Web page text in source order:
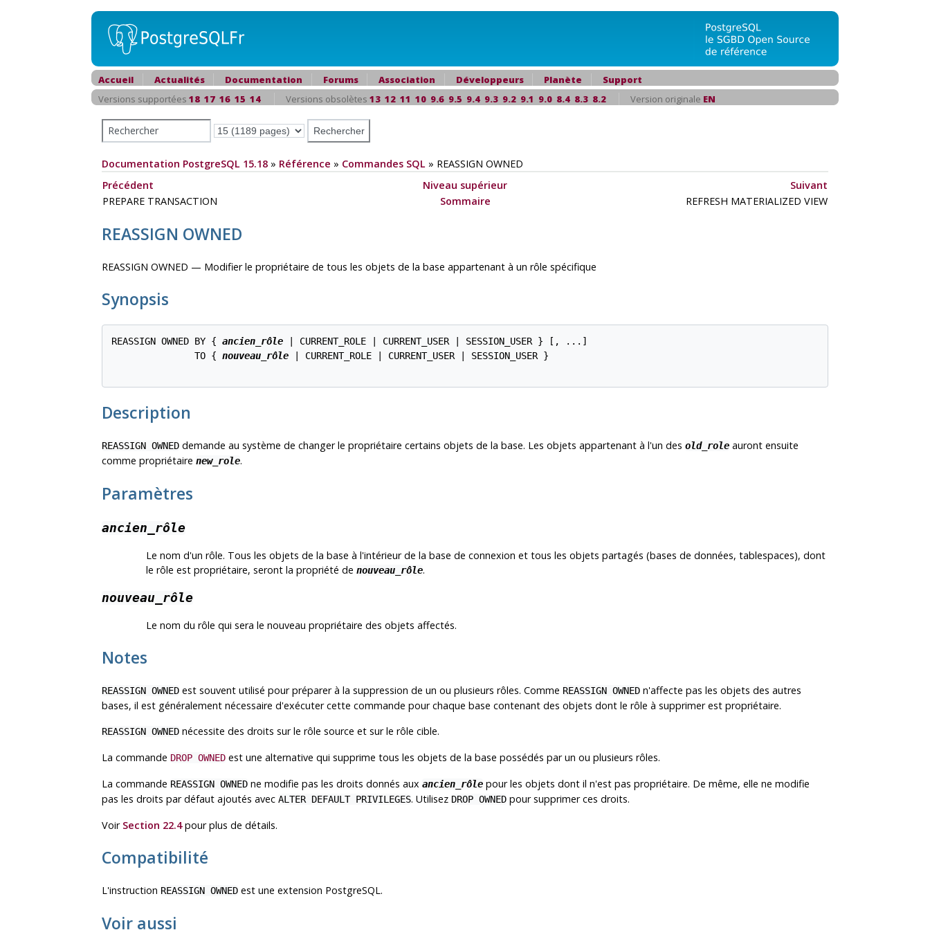
Accueil Actualités Documentation Forums Association Développeurs Planète
Support
Versions supportées 18 17 16 15 14 Versions obsolètes 13 12 11 10 9.6 9.5 9.4 9.3 9.2 9.1 9.0 8.4 8.3 8.2 Version originale EN
Documentation PostgreSQL 15.18 » Référence » Commandes SQL » REASSIGN OWNED
Précédent
Niveau supérieur
Suivant
PREPARE TRANSACTION
Sommaire REFRESH MATERIALIZED VIEW
REASSIGN OWNED
REASSIGN OWNED — Modifier le propriétaire de tous les objets de la base appartenant à un rôle spécifique
Synopsis
REASSIGN OWNED BY { ancien_rôle | CURRENT_ROLE | CURRENT_USER | SESSION_USER } [, ...]
               TO {
nouveau_rôle | CURRENT_ROLE | CURRENT_USER | SESSION_USER }
Description
REASSIGN OWNED demande au système de changer le propriétaire certains objets de la base. Les objets appartenant à l'un des old_role auront ensuite
comme propriétaire new_role.
Paramètres
ancien_rôle
Le nom d'un rôle. Tous les objets de la base à l'intérieur de la base de connexion et tous les objets partagés (bases de données, tablespaces), dont
le rôle est propriétaire, seront la propriété de nouveau_rôle.
nouveau_rôle
Le nom du rôle qui sera le nouveau propriétaire des objets affectés.
Notes
REASSIGN OWNED est souvent utilisé pour préparer à la suppression de un ou plusieurs rôles. Comme REASSIGN OWNED n'affecte pas les objets des autres
bases, il est généralement nécessaire d'exécuter cette commande pour chaque base contenant des objets dont le rôle à supprimer est propriétaire.
REASSIGN OWNED nécessite des droits sur le rôle source et sur le rôle cible.
La commande DROP OWNED est une alternative qui supprime tous les objets de la base possédés par un ou plusieurs rôles.
La commande REASSIGN OWNED ne modifie pas les droits donnés aux ancien_rôle pour les objets dont il n'est pas propriétaire. De même, elle ne modifie
pas les droits par défaut ajoutés avec ALTER DEFAULT PRIVILEGES. Utilisez DROP OWNED pour supprimer ces droits.
Voir Section 22.4pour plus de détails.
Compatibilité
L'instruction REASSIGN OWNED est une extension PostgreSQL.
Voir aussi